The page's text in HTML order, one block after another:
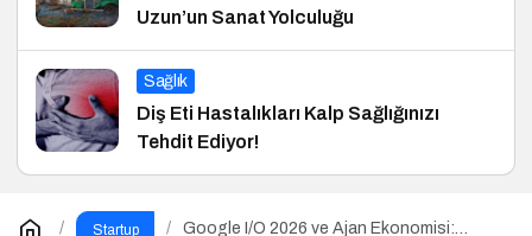
Uzun’un Sanat Yolculuğu
Sağlık
Diş Eti Hastalıkları Kalp Sağlığınızı
Tehdit Ediyor!
Startup
Google I/O 2026 ve Ajan Ekonomisi: